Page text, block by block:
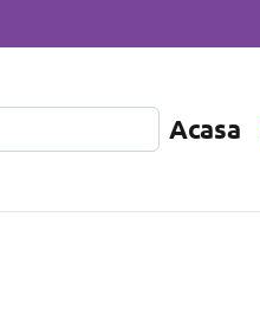
Acasa